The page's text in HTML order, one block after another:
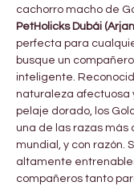
cachorro macho de
PetHolicks Dubái
perfecta para
busque un
inteligente.
naturaleza afectuosa
pelaje dorado, los
una de las razas más
mundial, y con razón.
altamente
compañeros tanto